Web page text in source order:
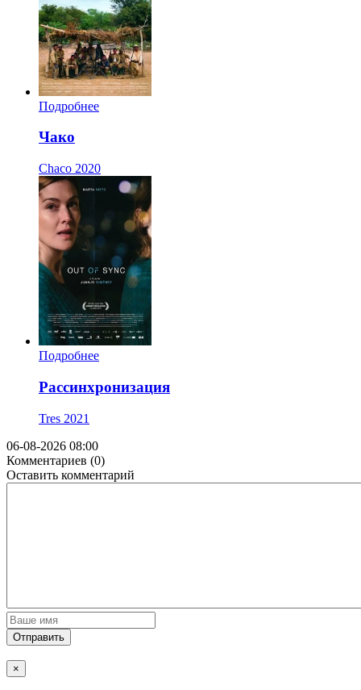
Подробнее
Чако
Chaco 2020
Подробнее
Рассинхронизация
Tres 2021
06-08-2026 08:00
Комментариев (0)
Оставить комментарий
Отправить
×